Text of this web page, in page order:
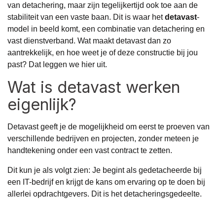
van detachering, maar zijn tegelijkertijd ook toe aan de
stabiliteit van een vaste baan. Dit is waar hetdetavast-
model in beeld komt, een combinatie van detachering en
vast dienstverband. Wat maakt detavast dan zo
aantrekkelijk, en hoe weet je of deze constructie bij jou
past? Dat leggen we hier uit.
Wat is detavast werken
eigenlijk?
Detavast geeft je de mogelijkheid om eerst te proeven van
verschillende bedrijven en projecten, zonder meteen je
handtekening onder een vast contract te zetten.
Dit kun je als volgt zien: Je begint als gedetacheerde bij
een IT-bedrijf en krijgt de kans om ervaring op te doen bij
allerlei opdrachtgevers. Dit is het detacheringsgedeelte.